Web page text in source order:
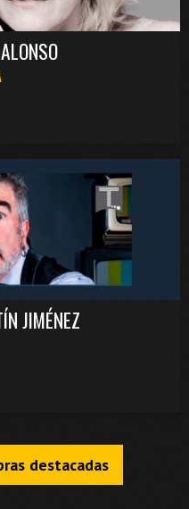
JIMÉNEZ
destacadas